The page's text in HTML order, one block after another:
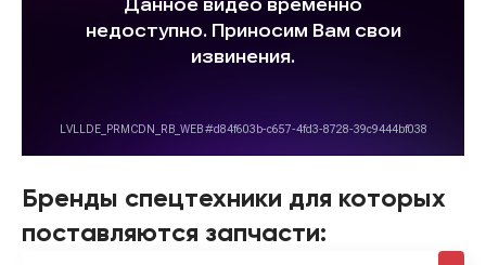
Бренды спецтехники для которых
поставляются запчасти: